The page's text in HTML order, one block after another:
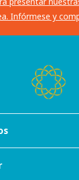
Infórmese y